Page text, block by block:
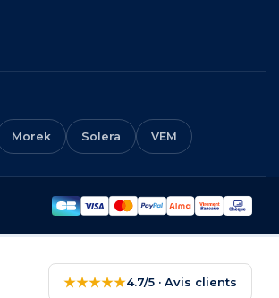
Morek Solera VEM
★★★★★4.7/5 · Avis clients